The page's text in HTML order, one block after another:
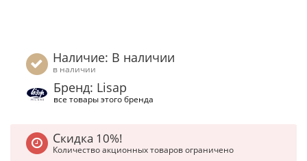
Наличие: В наличии
в наличии
Бренд: Lisap
все товары этого бренда
Скидка 10%!
Количество акционных товаров ограничено